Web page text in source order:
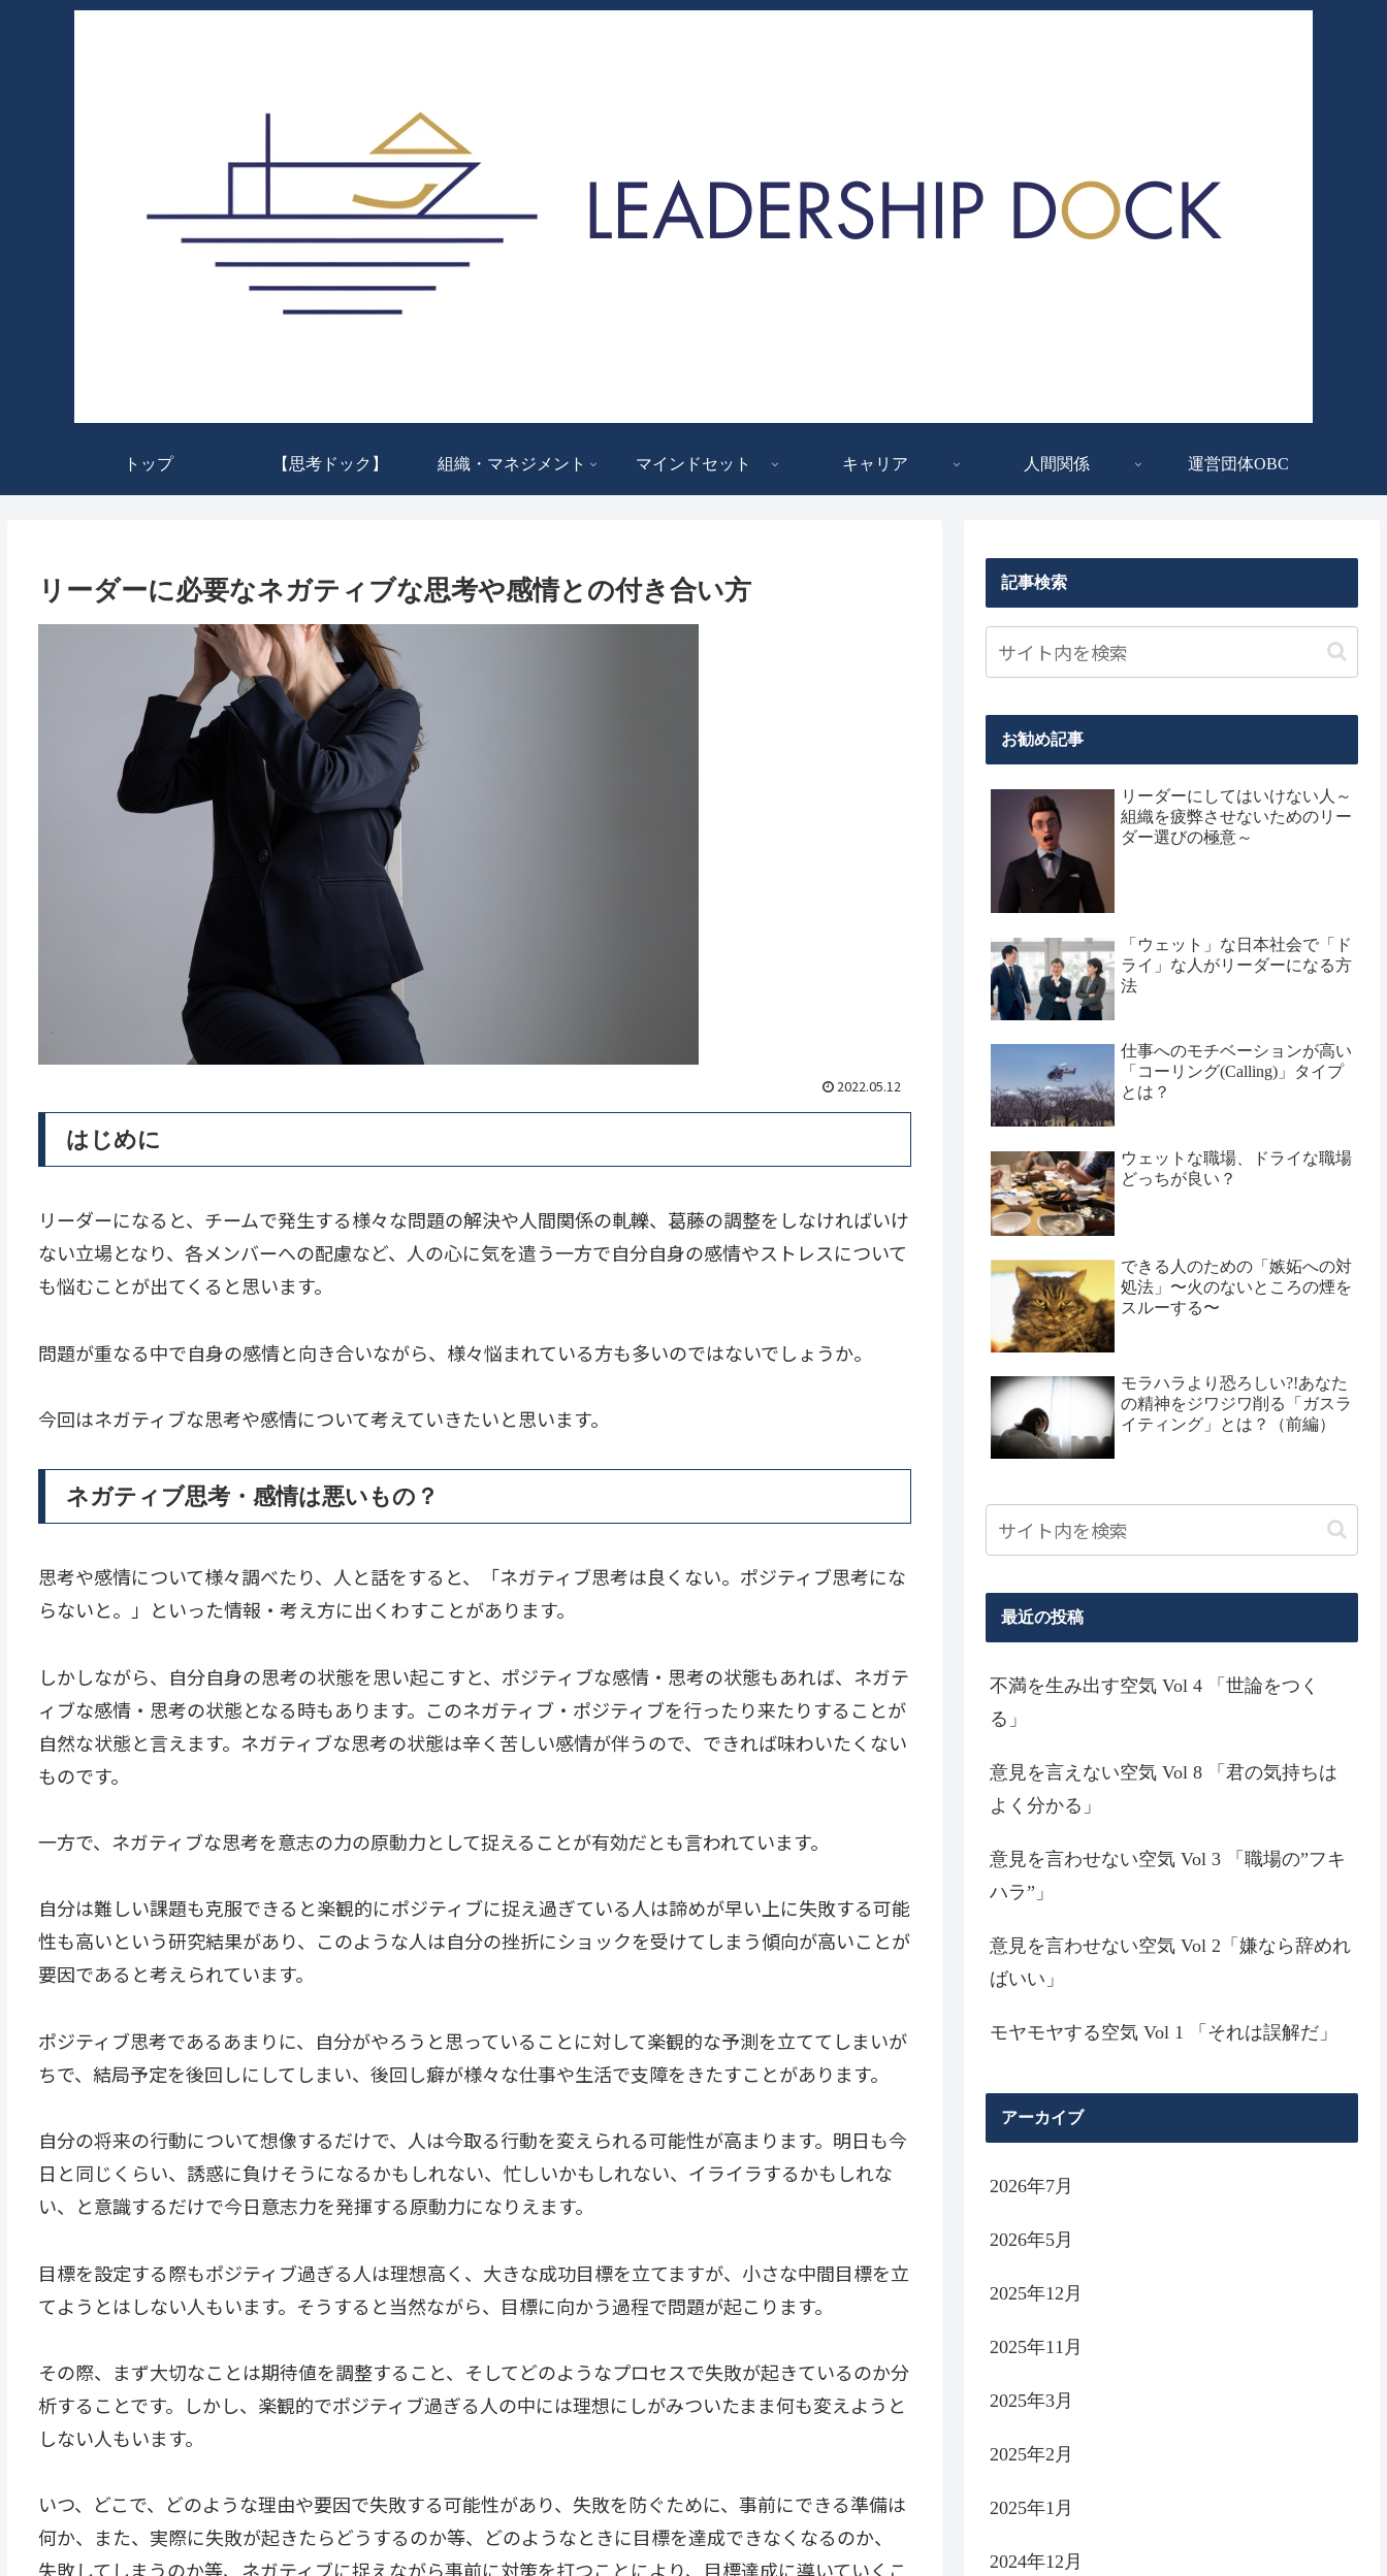
トップ 【思考ドック】 組織・マネジメント マインドセット キャリア 人間関係 運営団体OBC
リーダーに必要なネガティブな思考や感情との付き合い方
2022.05.12
はじめに
リーダーになると、チームで発生する様々な問題の解決や人間関係の軋轢、葛藤の調整をしなければいけ
ない立場となり、各メンバーへの配慮など、人の心に気を遣う一方で自分自身の感情やストレスについて
も悩むことが出てくると思います。
問題が重なる中で自身の感情と向き合いながら、様々悩まれている方も多いのではないでしょうか。
今回はネガティブな思考や感情について考えていきたいと思います。
ネガティブ思考・感情は悪いもの？
思考や感情について様々調べたり、人と話をすると、「ネガティブ思考は良くない。ポジティブ思考にな
らないと。」といった情報・考え方に出くわすことがあります。
しかしながら、自分自身の思考の状態を思い起こすと、ポジティブな感情・思考の状態もあれば、ネガテ
ィブな感情・思考の状態となる時もあります。このネガティブ・ポジティブを行ったり来たりすることが
自然な状態と言えます。ネガティブな思考の状態は辛く苦しい感情が伴うので、できれば味わいたくない
ものです。
一方で、ネガティブな思考を意志の力の原動力として捉えることが有効だとも言われています。
自分は難しい課題も克服できると楽観的にポジティブに捉え過ぎている人は諦めが早い上に失敗する可能
性も高いという研究結果があり、このような人は自分の挫折にショックを受けてしまう傾向が高いことが
要因であると考えられています。
ポジティブ思考であるあまりに、自分がやろうと思っていることに対して楽観的な予測を立ててしまいが
ちで、結局予定を後回しにしてしまい、後回し癖が様々な仕事や生活で支障をきたすことがあります。
自分の将来の行動について想像するだけで、人は今取る行動を変えられる可能性が高まります。明日も今
日と同じくらい、誘惑に負けそうになるかもしれない、忙しいかもしれない、イライラするかもしれな
い、と意識するだけで今日意志力を発揮する原動力になりえます。
目標を設定する際もポジティブ過ぎる人は理想高く、大きな成功目標を立てますが、小さな中間目標を立
てようとはしない人もいます。そうすると当然ながら、目標に向かう過程で問題が起こります。
その際、まず大切なことは期待値を調整すること、そしてどのようなプロセスで失敗が起きているのか分
析することです。しかし、楽観的でポジティブ過ぎる人の中には理想にしがみついたまま何も変えようと
しない人もいます。
いつ、どこで、どのような理由や要因で失敗する可能性があり、失敗を防ぐために、事前にできる準備は
何か、また、実際に失敗が起きたらどうするのか等、どのようなときに目標を達成できなくなるのか、
失敗してしまうのか等、ネガティブに捉えながら事前に対策を打つことにより、目標達成に導いていくこ
記事検索
お勧め記事
リーダーにしてはいけない人～
組織を疲弊させないためのリー
ダー選びの極意～
「ウェット」な日本社会で「ド
ライ」な人がリーダーになる方
法
仕事へのモチベーションが高い
「コーリング(Calling)」タイプ
とは？
ウェットな職場、ドライな職場
どっちが良い？
できる人のための「嫉妬への対
処法」〜火のないところの煙を
スルーする〜
モラハラより恐ろしい?!あなた
の精神をジワジワ削る「ガスラ
イティング」とは？（前編）
最近の投稿
不満を生み出す空気 Vol 4 「世論をつく
る」
意見を言えない空気 Vol 8 「君の気持ちは
よく分かる」
意見を言わせない空気 Vol 3 「職場の”フキ
ハラ”」
意見を言わせない空気 Vol 2「嫌なら辞めれ
ばいい」
モヤモヤする空気 Vol 1 「それは誤解だ」
アーカイブ
2026年7月
2026年5月
2025年12月
2025年11月
2025年3月
2025年2月
2025年1月
2024年12月